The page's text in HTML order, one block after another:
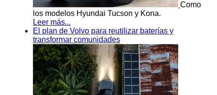
Como
los modelos Hyundai Tucson y Kona.
Leer más...
El plan de Volvo para reutilizar baterías y
transformar comunidades